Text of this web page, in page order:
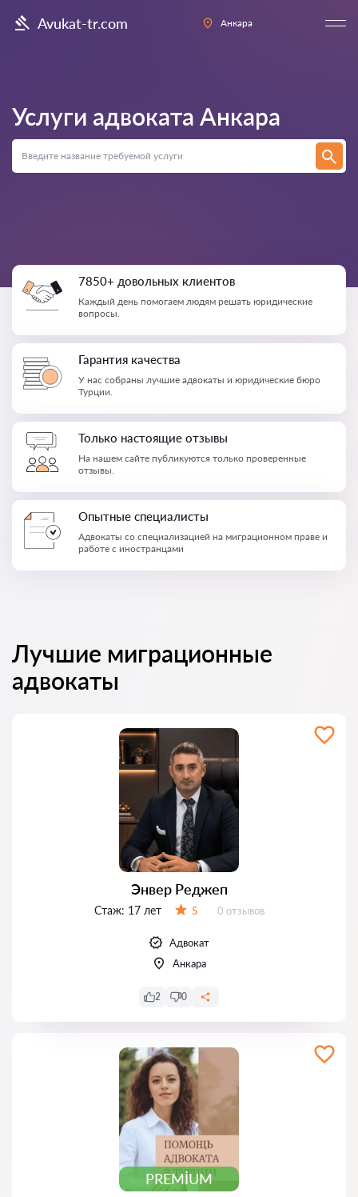
Avukat-tr.com Анкара
Услуги адвоката Анкара
7850+ довольных клиентов
Каждый день помогаем людям решать юридические
вопросы.
Гарантия качества
У нас собраны лучшие адвокаты и юридические бюро
Турции.
Только настоящие отзывы
На нашем сайте публикуются только проверенные
отзывы.
Опытные специалисты
Адвокаты со специализацией на миграционном праве и
работе с иностранцами
Лучшие миграционные
адвокаты
Энвер Реджеп
Стаж: 17 лет 5 Отзывов:
0 отзывов
Адвокат
Анкара
2 0
PREMIUM